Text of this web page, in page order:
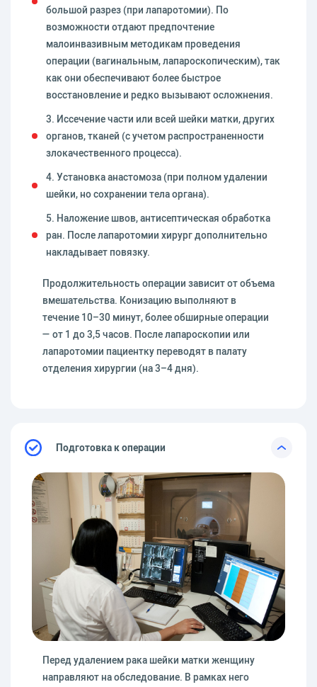
большой разрез (при лапаротомии). По
возможности отдают предпочтение
малоинвазивным методикам проведения
операции (вагинальным, лапароскопическим), так
как они обеспечивают более быстрое
восстановление и редко вызывают осложнения.
3. Иссечение части или всей шейки матки, других
органов, тканей (с учетом распространенности
злокачественного процесса).
4. Установка анастомоза (при полном удалении
шейки, но сохранении тела органа).
5. Наложение швов, антисептическая обработка
ран. После лапаротомии хирург дополнительно
накладывает повязку.
Продолжительность операции зависит от объема
вмешательства. Конизацию выполняют в
течение 10–30 минут, более обширные операции
— от 1 до 3,5 часов. После лапароскопии или
лапаротомии пациентку переводят в палату
отделения хирургии (на 3–4 дня).
Подготовка к операции
Перед удалением рака шейки матки женщину
направляют на обследование. В рамках него